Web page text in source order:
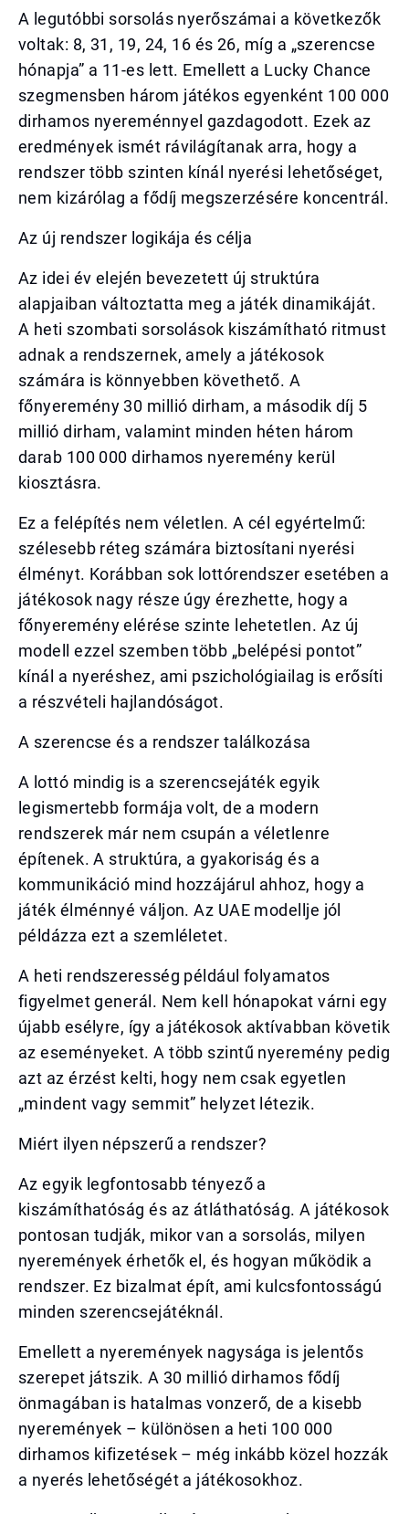
A legutóbbi sorsolás nyerőszámai a következők
voltak: 8, 31, 19, 24, 16 és 26, míg a „szerencse
hónapja” a 11-es lett. Emellett a Lucky Chance
szegmensben három játékos egyenként 100 000
dirhamos nyereménnyel gazdagodott. Ezek az
eredmények ismét rávilágítanak arra, hogy a
rendszer több szinten kínál nyerési lehetőséget,
nem kizárólag a fődíj megszerzésére koncentrál.
Az új rendszer logikája és célja
Az idei év elején bevezetett új struktúra
alapjaiban változtatta meg a játék dinamikáját.
A heti szombati sorsolások kiszámítható ritmust
adnak a rendszernek, amely a játékosok
számára is könnyebben követhető. A
főnyeremény 30 millió dirham, a második díj 5
millió dirham, valamint minden héten három
darab 100 000 dirhamos nyeremény kerül
kiosztásra.
Ez a felépítés nem véletlen. A cél egyértelmű:
szélesebb réteg számára biztosítani nyerési
élményt. Korábban sok lottórendszer esetében a
játékosok nagy része úgy érezhette, hogy a
főnyeremény elérése szinte lehetetlen. Az új
modell ezzel szemben több „belépési pontot”
kínál a nyeréshez, ami pszichológiailag is erősíti
a részvételi hajlandóságot.
A szerencse és a rendszer találkozása
A lottó mindig is a szerencsejáték egyik
legismertebb formája volt, de a modern
rendszerek már nem csupán a véletlenre
építenek. A struktúra, a gyakoriság és a
kommunikáció mind hozzájárul ahhoz, hogy a
játék élménnyé váljon. Az UAE modellje jól
példázza ezt a szemléletet.
A heti rendszeresség például folyamatos
figyelmet generál. Nem kell hónapokat várni egy
újabb esélyre, így a játékosok aktívabban követik
az eseményeket. A több szintű nyeremény pedig
azt az érzést kelti, hogy nem csak egyetlen
„mindent vagy semmit” helyzet létezik.
Miért ilyen népszerű a rendszer?
Az egyik legfontosabb tényező a
kiszámíthatóság és az átláthatóság. A játékosok
pontosan tudják, mikor van a sorsolás, milyen
nyeremények érhetők el, és hogyan működik a
rendszer. Ez bizalmat épít, ami kulcsfontosságú
minden szerencsejátéknál.
Emellett a nyeremények nagysága is jelentős
szerepet játszik. A 30 millió dirhamos fődíj
önmagában is hatalmas vonzerő, de a kisebb
nyeremények – különösen a heti 100 000
dirhamos kifizetések – még inkább közel hozzák
a nyerés lehetőségét a játékosokhoz.